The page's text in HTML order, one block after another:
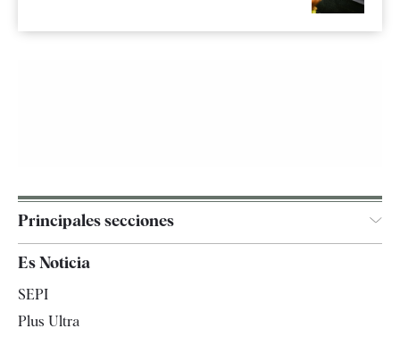
Principales secciones
Es Noticia
SEPI
Plus Ultra